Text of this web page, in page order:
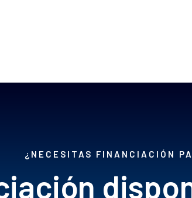
¿NECESITAS FINANCIACIÓN